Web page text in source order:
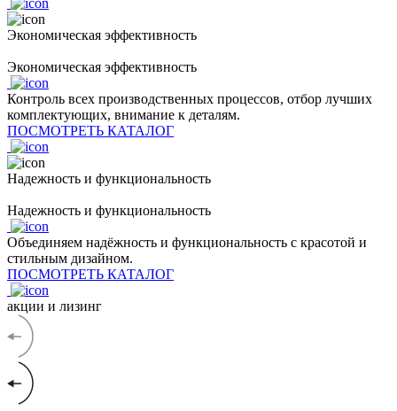
Экономическая эффективность
Экономическая эффективность
Контроль всех производственных процессов, отбор лучших
комплектующих, внимание к деталям.
ПОСМОТРЕТЬ КАТАЛОГ
Надежность и функциональность
Надежность и функциональность
Объединяем надёжность и функциональность с красотой и
стильным дизайном.
ПОСМОТРЕТЬ КАТАЛОГ
акции и лизинг